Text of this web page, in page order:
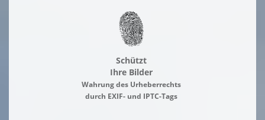
Schützt
Ihre Bilder
Wahrung des Urheberrechts
durch EXIF- und IPTC-Tags